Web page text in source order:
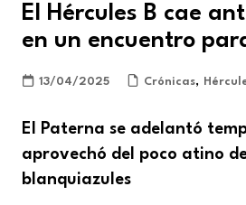
El Hércules B cae
en un encuentro
13/04/2025 Crónicas,
El Paterna se adelantó
aprovechó del poco atino
blanquiazules